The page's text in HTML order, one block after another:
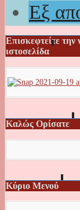
Εξ
Επισκεφτείτε την
ιστοσελίδα
Καλώς Ορίσατε
Κύριο Μενού